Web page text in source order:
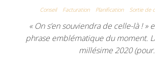
Conseil Facturation Planification Sortie de
« On s’en souviendra de celle-là ! »
phrase emblématique du moment.
millésime 2020